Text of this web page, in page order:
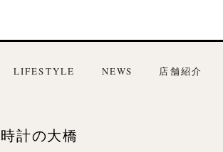
LIFESTYLE NEWS 店舗紹介
時計の大橋